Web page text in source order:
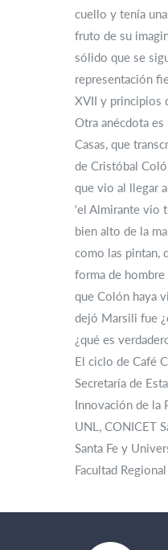
cuello y tenía
fruto de su
sólido que se
representación
XVII y principios
Otra anécdota
Casas, que
de Cristóbal
que vio al llegar
‘el Almirante vio
bien alto de la
como las pintan,
forma de hombre
que Colón haya
dejó Marsili fue
¿qué es
El ciclo de Café
Secretaría de
Innovación de la
UNL, CONICET
Santa Fe y
Facultad Regional